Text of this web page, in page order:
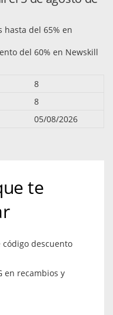
hasta del 65% en
del 60% en Newskill
8
8
05/08/2026
te
código descuento
en recambios y